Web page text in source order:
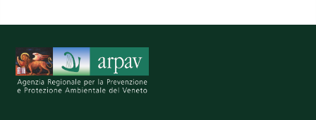
DATI
AMBIENTALI
Spiegaci perchè, e aiutaci a migliorare il servizio